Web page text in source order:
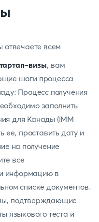
отвечаете всем
визы, вам
шаги процесса
Процесс получения
заполнить
для Канады (IMM
ее, проставить дату и
на получение
все
информацию в
списке документов.
подтверждающие
языкового теста и